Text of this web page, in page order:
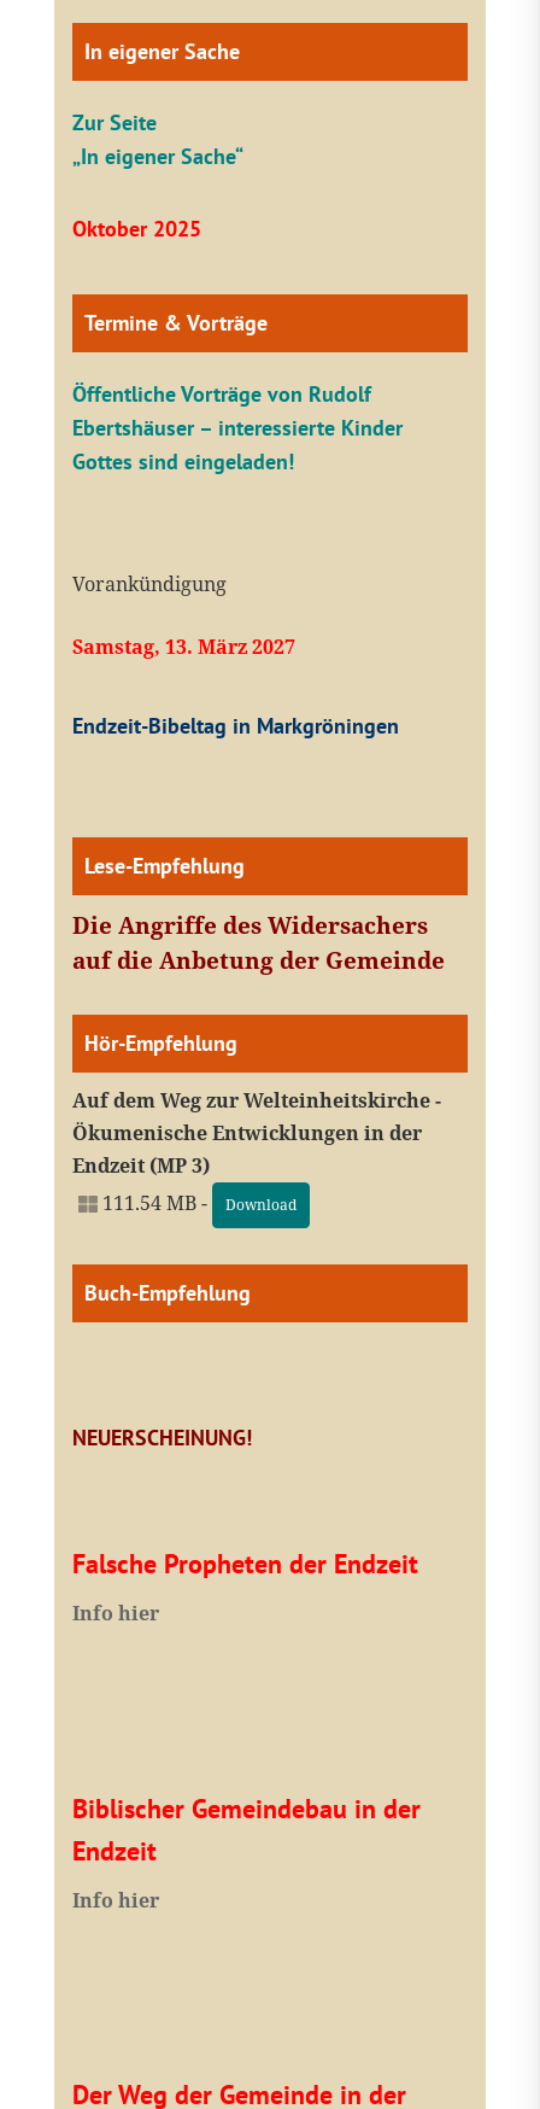
In eigener Sache
Zur Seite
„In eigener Sache“
Oktober 2025
Termine & Vorträge
Öffentliche Vorträge von Rudolf
Ebertshäuser – interessierte Kinder
Gottes sind eingeladen!
Vorankündigung
Samstag, 13. März 2027
Endzeit-Bibeltag in Markgröningen
Lese-Empfehlung
Die Angriffe des Widersachers
auf die Anbetung der Gemeinde
Hör-Empfehlung
Auf dem Weg zur Welteinheitskirche -
Ökumenische Entwicklungen in der
Endzeit (MP 3)
111.54 MB -
Download
Buch-Empfehlung
NEUERSCHEINUNG!
Falsche Propheten der Endzeit
Info hier
Biblischer Gemeindebau in der
Endzeit
Info hier
Der Weg der Gemeinde in der